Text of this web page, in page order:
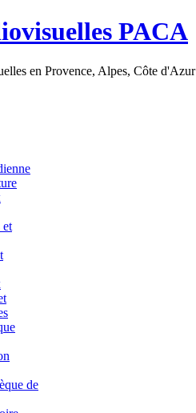
PACA
en Provence, Alpes, Côte d'Azur
et
de